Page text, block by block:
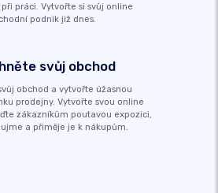
práci. Vytvořte si svůj online
podnik již dnes.
svůj obchod
obchod a vytvořte úžasnou
prodejny. Vytvořte svou online
zákazníkům poutavou expozici,
a přiměje je k nákupům.